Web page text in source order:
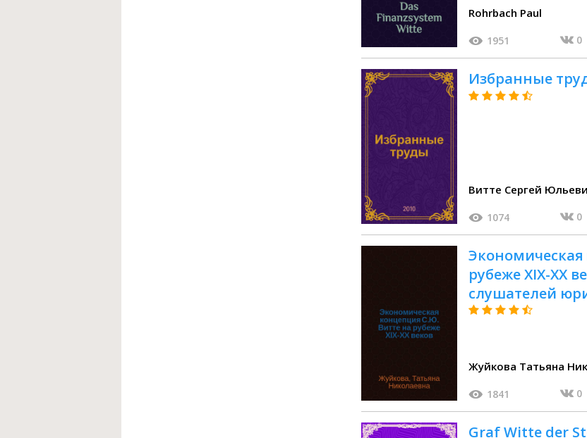
Rohrbach Paul
1951 0
Избранные
Витте Сергей
1074 0
рубеже XIX-XX
слушателей
дневного и
Жуйкова Татьяна
1841 0
Graf Witte der